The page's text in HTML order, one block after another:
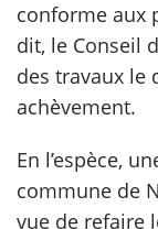
conforme aux
dit, le Conseil
des travaux le
achèvement.
En l’espèce,
commune de
vue de refaire